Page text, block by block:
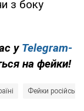
з боку
у Telegram-
на фейки!
Фейки